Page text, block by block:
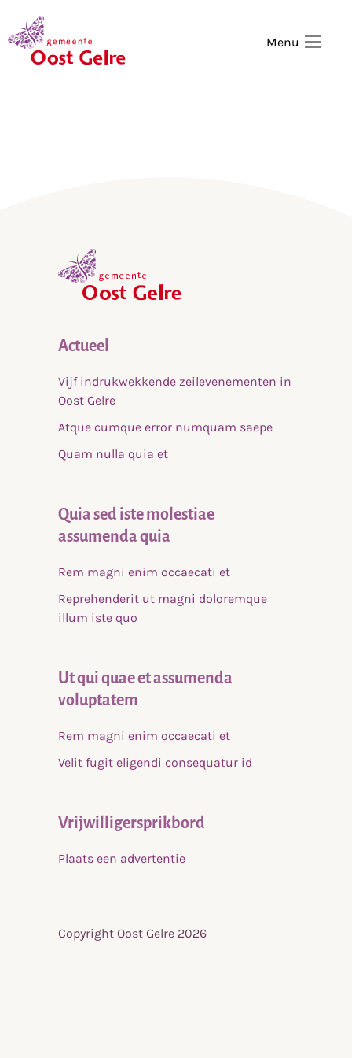
Menu
Actueel
Vijf indrukwekkende zeilevenementen in
Oost Gelre
Atque cumque error numquam saepe
Quam nulla quia et
Quia sed iste molestiae
assumenda quia
Rem magni enim occaecati et
Reprehenderit ut magni doloremque
illum iste quo
Ut qui quae et assumenda
voluptatem
Rem magni enim occaecati et
Velit fugit eligendi consequatur id
Vrijwilligersprikbord
Plaats een advertentie
Copyright Oost Gelre 2026